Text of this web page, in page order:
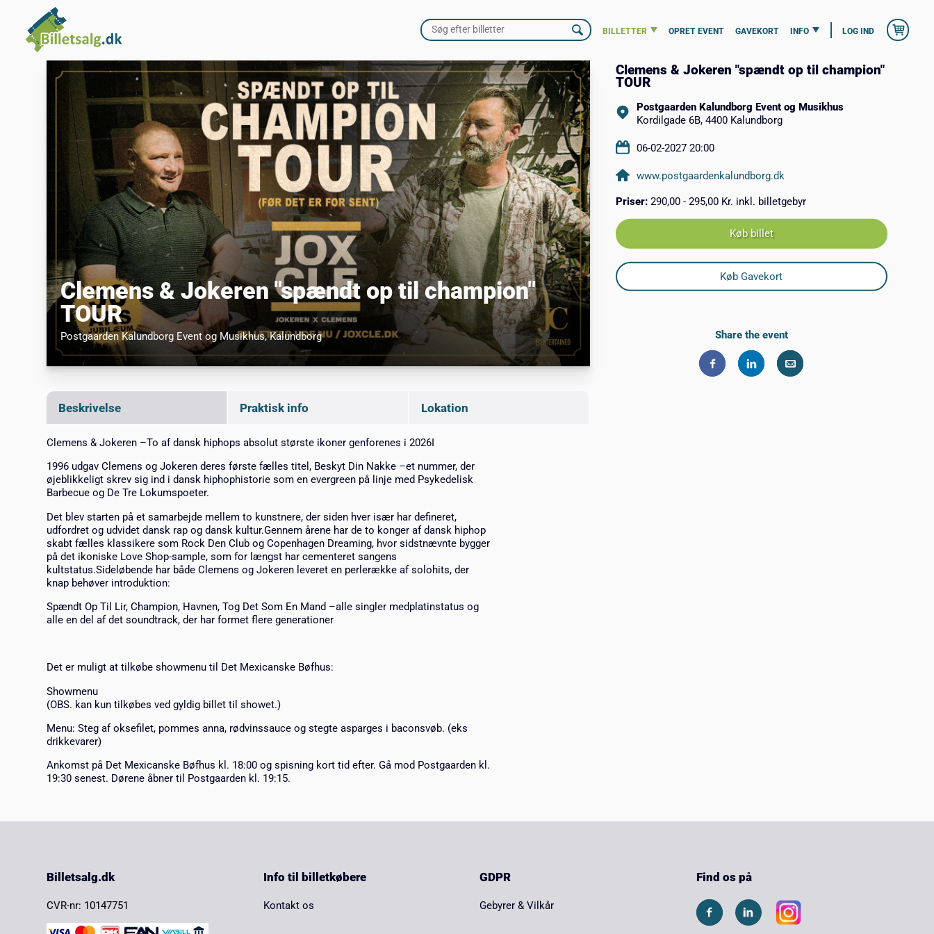
BILLETTER OPRET EVENT GAVEKORT INFO LOG IND
Clemens & Jokeren "spændt op til champion"
TOUR
Postgaarden Kalundborg Event og Musikhus, Kalundborg
Beskrivelse Praktisk info Lokation
Clemens & Jokeren –To af dansk hiphops absolut største ikoner genforenes i 2026I
1996 udgav Clemens og Jokeren deres første fælles titel, Beskyt Din Nakke –et nummer, der
øjeblikkeligt skrev sig ind i dansk hiphophistorie som en evergreen på linje med Psykedelisk
Barbecue og De Tre Lokumspoeter.
Det blev starten på et samarbejde mellem to kunstnere, der siden hver især har defineret,
udfordret og udvidet dansk rap og dansk kultur.Gennem årene har de to konger af dansk hiphop
skabt fælles klassikere som Rock Den Club og Copenhagen Dreaming, hvor sidstnævnte bygger
på det ikoniske Love Shop-sample, som for længst har cementeret sangens
kultstatus.Sideløbende har både Clemens og Jokeren leveret en perlerække af solohits, der
knap behøver introduktion:
Spændt Op Til Lir, Champion, Havnen, Tog Det Som En Mand –alle singler medplatinstatus og
alle en del af det soundtrack, der har formet flere generationer
Det er muligt at tilkøbe showmenu til Det Mexicanske Bøfhus:
Showmenu
(OBS. kan kun tilkøbes ved gyldig billet til showet.)
Menu: Steg af oksefilet, pommes anna, rødvinssauce og stegte asparges i baconsvøb. (eks
drikkevarer)
Ankomst på Det Mexicanske Bøfhus kl. 18:00 og spisning kort tid efter. Gå mod Postgaarden kl.
19:30 senest. Dørene åbner til Postgaarden kl. 19:15.
Clemens & Jokeren "spændt op til champion"
TOUR
Postgaarden Kalundborg Event og Musikhus
Kordilgade 6B, 4400 Kalundborg
06-02-2027 20:00
www.postgaardenkalundborg.dk
Priser: 290,00 - 295,00 Kr. inkl. billetgebyr
Køb billet
Køb Gavekort
Share the event
Billetsalg.dk
CVR-nr: 10147751
Info til billetkøbere
Kontakt os
GDPR
Gebyrer & Vilkår
Find os på